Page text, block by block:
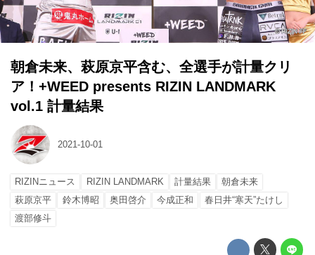
朝倉未来、萩原京平含む、全選手が計量クリ
ア！+WEED presents RIZIN LANDMARK
vol.1 計量結果
2021-10-01
RIZINニュース RIZIN LANDMARK 計量結果
朝倉未来
萩原京平
鈴木博昭 奥田啓介 今成正和
春日井“寒天”たけし
渡部修斗